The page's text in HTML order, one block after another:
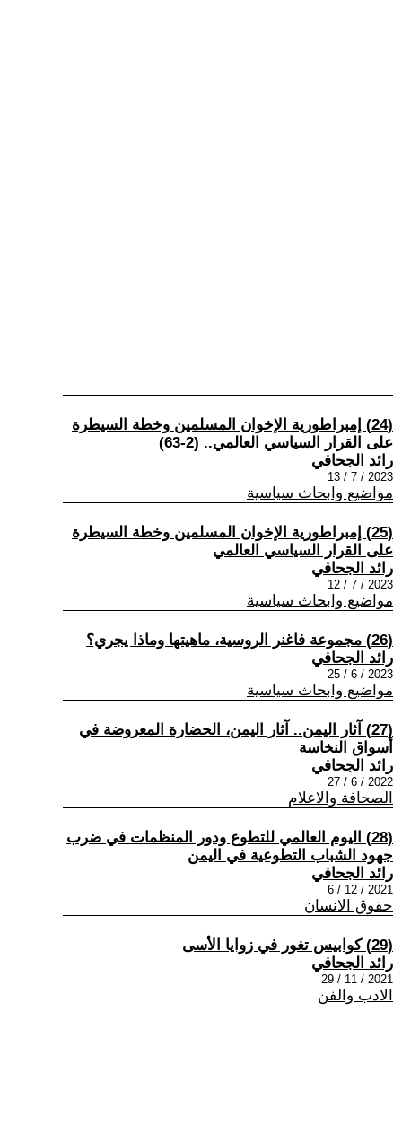
(24) إمبراطورية الإخوان المسلمين وخطة السيطرة
على القرار السياسي العالمي.. (2-63)
رائد الجحافي
2023 / 7 / 13
مواضيع وابحاث سياسية
(25) إمبراطورية الإخوان المسلمين وخطة السيطرة
على القرار السياسي العالمي
رائد الجحافي
2023 / 7 / 12
مواضيع وابحاث سياسية
(26) مجموعة فاغنر الروسية، ماهيتها وماذا يجري؟
رائد الجحافي
2023 / 6 / 25
مواضيع وابحاث سياسية
(27) آثار اليمن.. آثار اليمن، الحضارة المعروضة في
أسواق النخاسة
رائد الجحافي
2022 / 6 / 27
الصحافة والاعلام
(28) اليوم العالمي للتطوع ودور المنظمات في ضرب
جهود الشباب التطوعية في اليمن
رائد الجحافي
2021 / 12 / 6
حقوق الانسان
(29) كوابيس تغور في زوايا الأسى
رائد الجحافي
2021 / 11 / 29
الادب والفن